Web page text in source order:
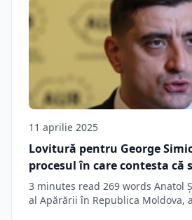
11 aprilie 2025
Lovitură pentru George
procesul în care contesta
agenți ruși, evenimente care
declararea lui „persona non
3 minutes read 269 words Anatol
al Apărării în Republica Moldova,